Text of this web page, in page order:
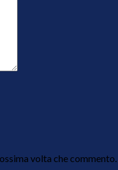
volta che commento.